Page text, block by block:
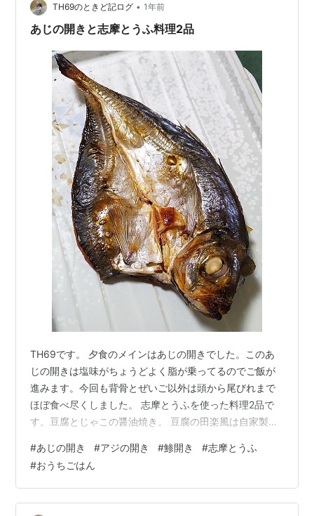
た。デザートのみかんだけ。 四毒(小麦粉、植物油、乳製
品、甘いもの)を…
TH69のときど記ログ • 1年前
あじの開きと志摩とうふ料理2品
TH69です。 夕食のメインはあじの開きでした。このあ
じの開きは塩味がちょうどよく脂が乗ってるのでご飯が
進みます。今回も背骨とぜいご以外は頭から尾びれまで
ほぼ食べ尽くしました。 志摩とうふを使った料理2品で
す。豆腐とじゃこの醤油焼き。 豆腐の田楽風は自家製の
す。 自家製みそで作った豆腐と菜の花のお味噌汁。菜の
花の苦味が春を感じさせます。 黒豆の甘煮、赤かぶの千
枚漬け、自家製黒豆納豆 レタスとキャベツともずくとひ
じきとワカメのサラダ、三宝柑 ワインはいつもの箱ワイ
#あじの開き #アジの開き #鯵開き #志摩とうふ
#おうちごはん